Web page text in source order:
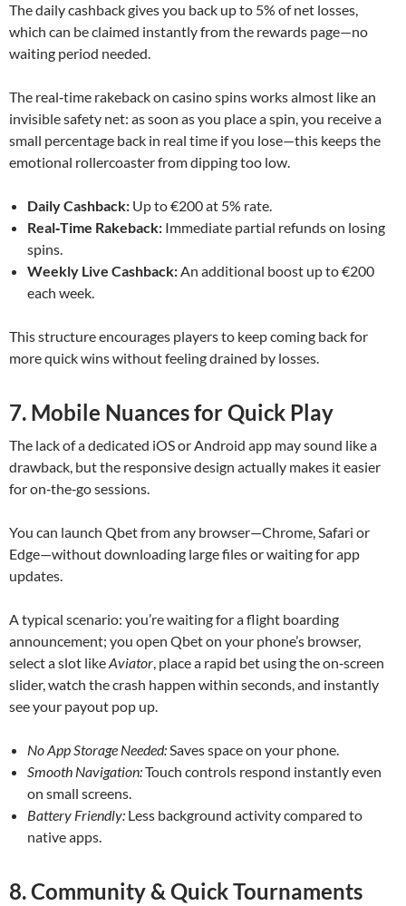
The daily cashback gives you back up to 5% of net losses,
which can be claimed instantly from the rewards page—no
waiting period needed.
The real‑time rakeback on casino spins works almost like an
invisible safety net: as soon as you place a spin, you receive a
small percentage back in real time if you lose—this keeps the
emotional rollercoaster from dipping too low.
Daily Cashback: Up to €200 at 5% rate.
Real‑Time Rakeback: Immediate partial refunds on losing
spins.
Weekly Live Cashback:An additional boost up to €200
each week.
This structure encourages players to keep coming back for
more quick wins without feeling drained by losses.
7. Mobile Nuances for Quick Play
The lack of a dedicated iOS or Android app may sound like a
drawback, but the responsive design actually makes it easier
for on‑the‑go sessions.
You can launch Qbet from any browser—Chrome, Safari or
Edge—without downloading large files or waiting for app
updates.
A typical scenario: you’re waiting for a flight boarding
announcement; you open Qbet on your phone’s browser,
select a slot likeAviator, place a rapid bet using the on‑screen
slider, watch the crash happen within seconds, and instantly
see your payout pop up.
No App Storage Needed:Saves space on your phone.
Smooth Navigation:Touch controls respond instantly even
on small screens.
Battery Friendly: Less background activity compared to
native apps.
8. Community & Quick Tournaments